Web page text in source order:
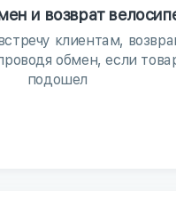
и возврат
клиентам,
обмен, если
подошел